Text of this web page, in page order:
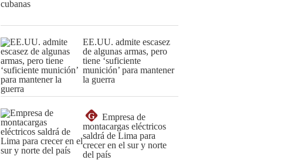
EE.UU. admite escasez
de algunas armas, pero
tiene ‘suficiente
munición’ para mantener
la guerra
G
Empresa de
montacargas eléctricos
saldrá de Lima para
crecer en el sur y norte
del país